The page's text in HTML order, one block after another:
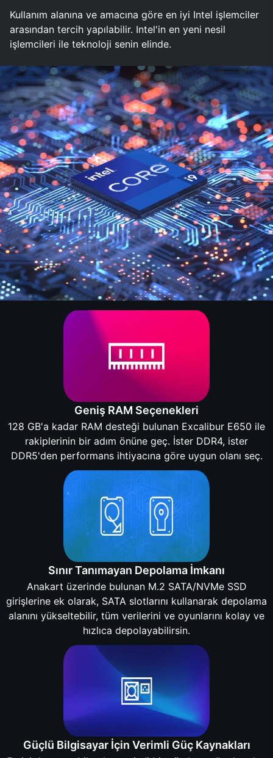
Kullanım alanına ve amacına göre en iyi Intel işlemciler
arasından tercih yapılabilir. Intel'in en yeni nesil
işlemcileri ile teknoloji senin elinde.
Geniş RAM Seçenekleri
128 GB'a kadar RAM desteği bulunan Excalibur E650 ile
rakiplerinin bir adım önüne geç. İster DDR4, ister
DDR5'den performans ihtiyacına göre uygun olanı seç.
Sınır Tanımayan Depolama İmkanı
Anakart üzerinde bulunan M.2 SATA/NVMe SSD
girişlerine ek olarak, SATA slotlarını kullanarak depolama
alanını yükseltebilir, tüm verilerini ve oyunlarını kolay ve
hızlıca depolayabilirsin.
Güçlü Bilgisayar İçin Verimli Güç Kaynakları